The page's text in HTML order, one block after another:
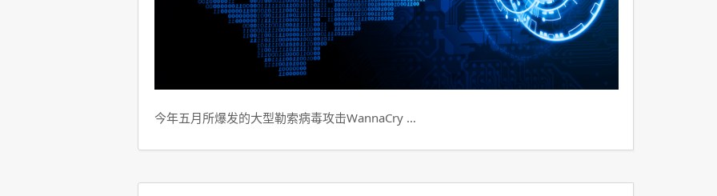
今年五月所爆发的大型勒索病毒攻击WannaCry …